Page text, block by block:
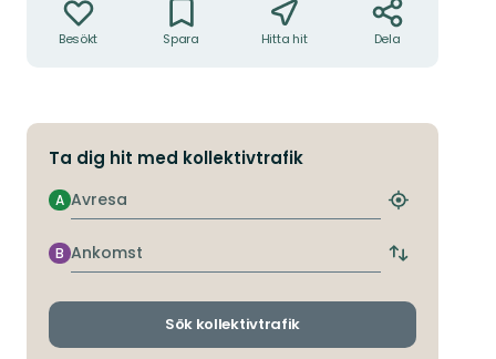
Besökt Spara Hitta hit Dela
Ta dig hit med kollektivtrafik
Avresa
A
Hitta
hållplats
Ankomst
B
Byt
och
Sök kollektivtrafik